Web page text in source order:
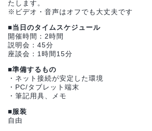
たします。
※ビデオ・音声はオフでも大丈夫です
■当日のタイムスケジュール
開催時間：2時間
説明会：45分
座談会：1時間15分
■準備するもの
・ネット接続が安定した環境
・PC/タブレット端末
・筆記用具、メモ
■服装
自由